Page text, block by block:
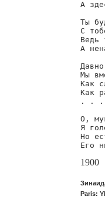
А
Ты
С
Ведь
А
Мы
Как
Как
. .
О,
Я
Но
Его
1900
Paris: